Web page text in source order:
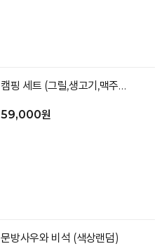
캠핑 세트 (그릴,생고기,맥주2,고기접시,모듬야채,젓가락2,테이블,바닥)
59,000원
문방사우와 비석 (색상랜덤)